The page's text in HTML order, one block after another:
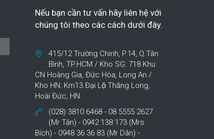
Nếu bạn cần tư vấn hãy liên hệ với
chúng tôi theo các cách dưới đây.
415/12 Trường Chinh, P.14, Q.Tân
Bình, TP.HCM / Kho SG: 718 Khu
CN Hoàng Gia, Đức Hòa, Long An /
Kho HN: Km13 Đại Lộ Thăng Long,
Hoài Đức, HN
(028) 3810 6468 - 08 5555 2627
(Mr Tân) - 0942 138 173 (Mrs
Bích) - 0948 36 36 83 (Mr Dân) -